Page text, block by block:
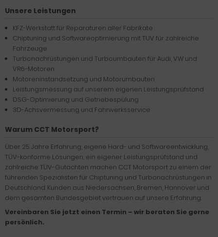
Unsere Leistungen
KFZ-Werkstatt für Reparaturen aller Fabrikate
Chiptuning und Softwareoptimierung mit TÜV für zahlreiche
Fahrzeuge
Turbonachrüstungen und Turboumbauten für Audi, VW und
VR6-Motoren
Motoreninstandsetzung und Motorumbauten
Leistungsmessung auf unserem eigenen Leistungsprüfstand
DSG-Optimierung und Getriebespülung
Warum CCT Motorsport?
Über 25 Jahre Erfahrung, eigene Hard- und Softwareentwicklung,
TÜV-konforme Lösungen, ein eigener Leistungsprüfstand und
zahlreiche TÜV-Gutachten machen CCT Motorsport zu einem der
führenden Spezialisten für Chiptuning und Turbonachrüstungen in
Deutschland. Kunden aus Niedersachsen, Bremen, Hannover und
dem gesamten Bundesgebiet vertrauen auf unsere Erfahrung.
Vereinbaren Sie jetzt einen Termin – wir beraten Sie gerne